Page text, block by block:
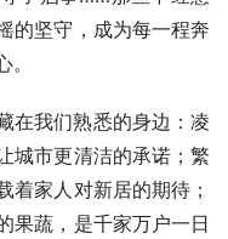
的坚守，成为每一程奔
在我们熟悉的身边：凌
城市更清洁的承诺；繁
着家人对新居的期待；
果蔬，是千家万户一日